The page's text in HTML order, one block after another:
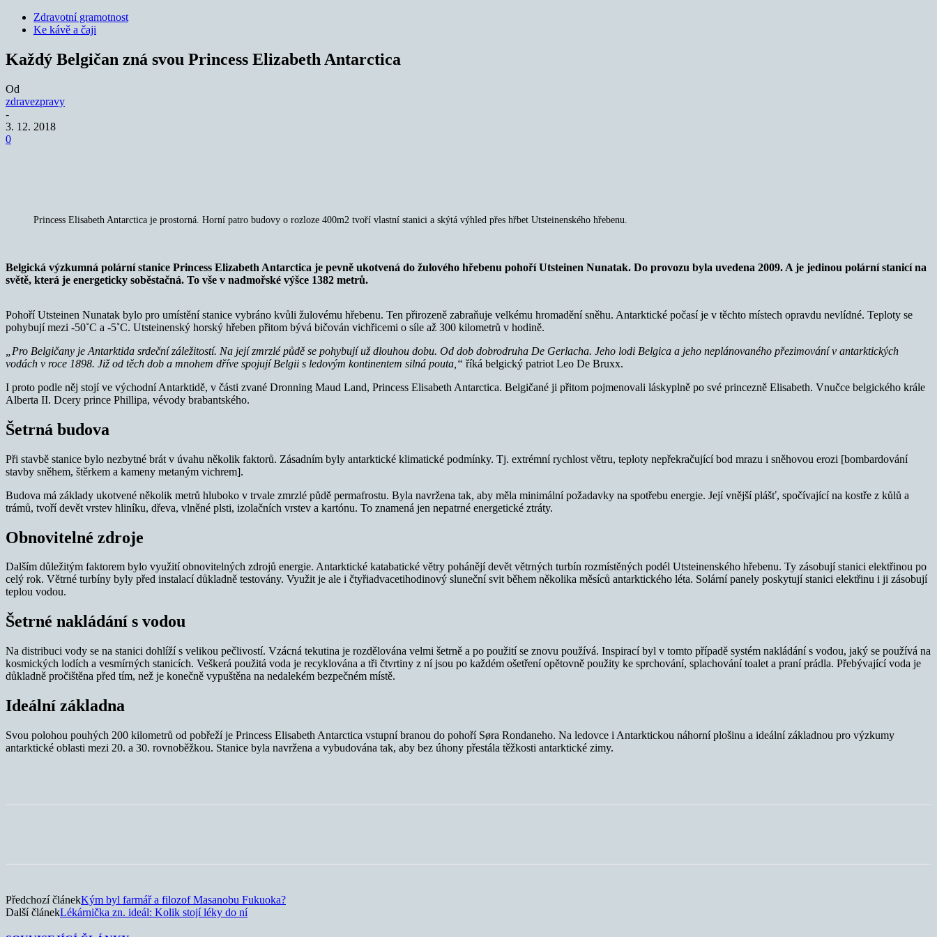
Zdravotní gramotnost
Ke kávě a čaji
Každý Belgičan zná svou Princess Elizabeth Antarctica
Od
zdravezpravy
-
3. 12. 2018
0
Princess Elisabeth Antarctica je prostorná. Horní patro budovy o rozloze 400m2 tvoří vlastní stanici a skýtá výhled přes hřbet Utsteinenského hřebenu.
Belgická výzkumná polární stanice Princess Elizabeth Antarctica je pevně ukotvená do žulového hřebenu pohoří Utsteinen Nunatak. Do provozu byla uvedena 2009. A je jedinou polární stanicí na
světě, která je energeticky soběstačná. To vše v nadmořské výšce 1382 metrů.
Pohoří Utsteinen Nunatak bylo pro umístění stanice vybráno kvůli žulovému hřebenu. Ten přirozeně zabraňuje velkému hromadění sněhu. Antarktické počasí je v těchto místech opravdu nevlídné. Teploty se
pohybují mezi -50˚C a -5˚C. Utsteinenský horský hřeben přitom bývá bičován vichřicemi o síle až 300 kilometrů v hodině.
„Pro Belgičany je Antarktida srdeční záležitostí. Na její zmrzlé půdě se pohybují už dlouhou dobu. Od dob dobrodruha De Gerlacha. Jeho lodi Belgica a jeho neplánovaného přezimování v antarktických
vodách v roce 1898. Již od těch dob a mnohem dříve spojují Belgii s ledovým kontinentem silná pouta,“ říká belgický patriot Leo De Bruxx.
I proto podle něj stojí ve východní Antarktidě, v části zvané Dronning Maud Land, Princess Elisabeth Antarctica. Belgičané ji přitom pojmenovali láskyplně po své princezně Elisabeth. Vnučce belgického krále
Alberta II. Dcery prince Phillipa, vévody brabantského.
Šetrná budova
Při stavbě stanice bylo nezbytné brát v úvahu několik faktorů. Zásadním byly antarktické klimatické podmínky. Tj. extrémní rychlost větru, teploty nepřekračující bod mrazu i sněhovou erozi [bombardování
stavby sněhem, štěrkem a kameny metaným vichrem].
Budova má základy ukotvené několik metrů hluboko v trvale zmrzlé půdě permafrostu. Byla navržena tak, aby měla minimální požadavky na spotřebu energie. Její vnější plášť, spočívající na kostře z kůlů a
trámů, tvoří devět vrstev hliníku, dřeva, vlněné plsti, izolačních vrstev a kartónu. To znamená jen nepatrné energetické ztráty.
Obnovitelné zdroje
Dalším důležitým faktorem bylo využití obnovitelných zdrojů energie. Antarktické katabatické větry pohánějí devět větrných turbín rozmístěných podél Utsteinenského hřebenu. Ty zásobují stanici elektřinou po
celý rok. Větrné turbíny byly před instalací důkladně testovány. Využit je ale i čtyřiadvacetihodinový sluneční svit během několika měsíců antarktického léta. Solární panely poskytují stanici elektřinu i ji zásobují
teplou vodou.
Šetrné nakládání s vodou
Na distribuci vody se na stanici dohlíží s velikou pečlivostí. Vzácná tekutina je rozdělována velmi šetrně a po použití se znovu používá. Inspirací byl v tomto případě systém nakládání s vodou, jaký se používá na
kosmických lodích a vesmírných stanicích. Veškerá použitá voda je recyklována a tři čtvrtiny z ní jsou po každém ošetření opětovně použity ke sprchování, splachování toalet a praní prádla. Přebývající voda je
důkladně pročištěna před tím, než je konečně vypuštěna na nedalekém bezpečném místě.
Ideální základna
Svou polohou pouhých 200 kilometrů od pobřeží je Princess Elisabeth Antarctica vstupní branou do pohoří Søra Rondaneho. Na ledovce i Antarktickou náhorní plošinu a ideální základnou pro výzkumy
antarktické oblasti mezi 20. a 30. rovnoběžkou. Stanice byla navržena a vybudována tak, aby bez úhony přestála těžkosti antarktické zimy.
Předchozí článekKým byl farmář a filozof Masanobu Fukuoka?
Další článekLékárnička zn. ideál: Kolik stojí léky do ní